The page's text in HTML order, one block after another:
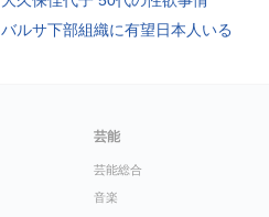
バルサ下部組織に有望日本人いる
芸能
芸能総合
音楽